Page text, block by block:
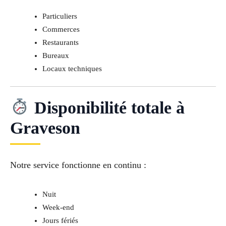
Particuliers
Commerces
Restaurants
Bureaux
Locaux techniques
Disponibilité totale à
Graveson
Notre service fonctionne en continu :
Nuit
Week-end
Jours fériés